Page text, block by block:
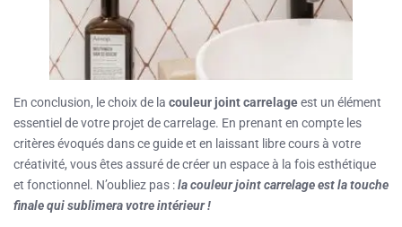
En conclusion, le choix de la couleur joint carrelageest un élément
essentiel de votre projet de carrelage. En prenant en compte les
critères évoqués dans ce guide et en laissant libre cours à votre
créativité, vous êtes assuré de créer un espace à la fois esthétique
et fonctionnel. N’oubliez pas :la couleur joint carrelage est la touche
finale qui sublimera votre intérieur !